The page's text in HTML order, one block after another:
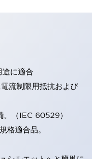
に適合
流制限用抵抗および
（IEC 60529）
格適合品。